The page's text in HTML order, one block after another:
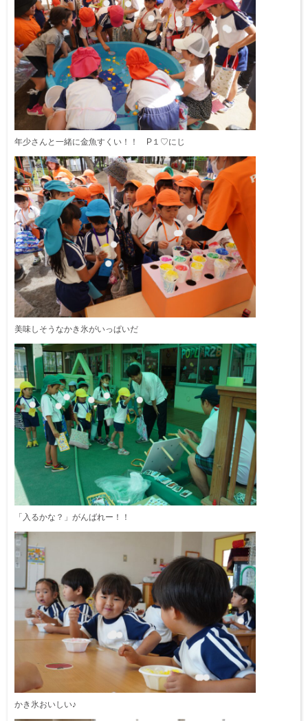
年少さんと一緒に金魚すくい！！ P１♡にじ
美味しそうなかき氷がいっぱいだ
「入るかな？」がんばれー！！
かき氷おいしい♪